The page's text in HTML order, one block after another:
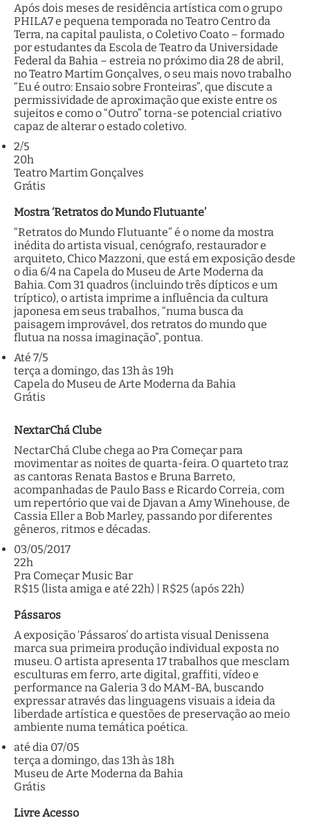
Após dois meses de residência artística com o grupo
PHILA7 e pequena temporada no Teatro Centro da
Terra, na capital paulista, o Coletivo Coato – formado
por estudantes da Escola de Teatro da Universidade
Federal da Bahia – estreia no próximo dia 28 de abril,
no Teatro Martim Gonçalves, o seu mais novo trabalho
“Eu é outro: Ensaio sobre Fronteiras”, que discute a
permissividade de aproximação que existe entre os
sujeitos e como o “Outro” torna-se potencial criativo
capaz de alterar o estado coletivo.
2/5
20h
Teatro Martim Gonçalves
Grátis
Mostra ‘Retratos do Mundo Flutuante’
“Retratos do Mundo Flutuante” é o nome da mostra
inédita do artista visual, cenógrafo, restaurador e
arquiteto, Chico Mazzoni, que está em exposição desde
o dia 6/4 na Capela do Museu de Arte Moderna da
Bahia. Com 31 quadros (incluindo três dípticos e um
tríptico), o artista imprime a influência da cultura
japonesa em seus trabalhos, “numa busca da
paisagem improvável, dos retratos do mundo que
flutua na nossa imaginação”, pontua.
Até 7/5
terça a domingo, das 13h às 19h
Capela do Museu de Arte Moderna da Bahia
Grátis
NextarChá Clube
NectarChá Clube chega ao Pra Começar para
movimentar as noites de quarta-feira. O quarteto traz
as cantoras Renata Bastos e Bruna Barreto,
acompanhadas de Paulo Bass e Ricardo Correia, com
um repertório que vai de Djavan a Amy Winehouse, de
Cassia Eller a Bob Marley, passando por diferentes
gêneros, ritmos e décadas.
03/05/2017
22h
Pra Começar Music Bar
R$15 (lista amiga e até 22h) | R$25 (após 22h)
Pássaros
A exposição ‘Pássaros’ do artista visual Denissena
marca sua primeira produção individual exposta no
museu. O artista apresenta 17 trabalhos que mesclam
esculturas em ferro, arte digital, graffiti, vídeo e
performance na Galeria 3 do MAM-BA, buscando
expressar através das linguagens visuais a ideia da
liberdade artística e questões de preservação ao meio
ambiente numa temática poética.
até dia 07/05
terça a domingo, das 13h às 18h
Museu de Arte Moderna da Bahia
Grátis
Livre Acesso